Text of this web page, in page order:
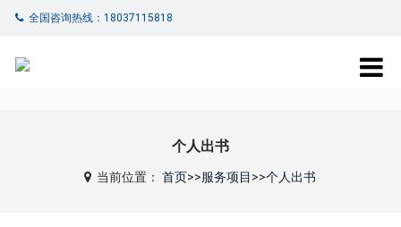
全国咨询热线：18037115818
个人出书
当前位置：首页>>服务项目 >>个人出书